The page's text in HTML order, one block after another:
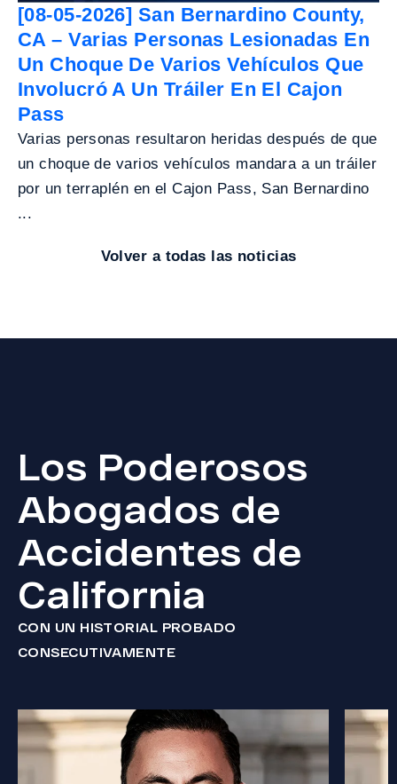
[08-05-2026] San Bernardino County,
CA – Varias Personas Lesionadas En
Un Choque De Varios Vehículos Que
Involucró A Un Tráiler En El Cajon
Pass
Varias personas resultaron heridas después de que
un choque de varios vehículos mandara a un tráiler
por un terraplén en el Cajon Pass, San Bernardino
...
Volver a todas las noticias
Los Poderosos
Abogados de
Accidentes de
California
CON UN HISTORIAL PROBADO
CONSECUTIVAMENTE